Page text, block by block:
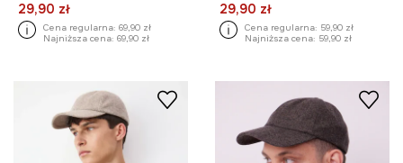
29,90 zł
Cena regularna: 69,90 zł
Najniższa cena: 69,90 zł
29,90 zł
Cena regularna: 59,90 zł
Najniższa cena: 59,90 zł